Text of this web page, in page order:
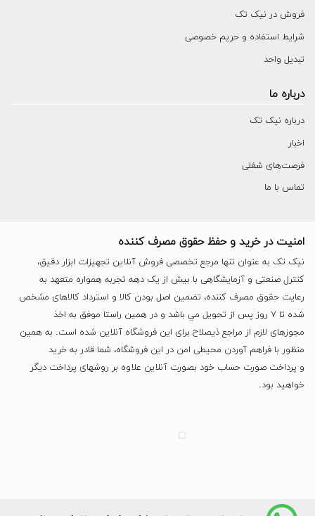
فروش در نیک تک
شرایط استفاده و حریم خصوصی
تبدیل واحد
درباره ما
درباره نیک تک
اخبار
فرصت‌های شغلی
تماس با ما
امنیت در خرید و حفظ حقوق مصرف کننده
نیک تک به عنوان تنها مرجع تخصصی فروش آنلاین تجهیزات ابزار دقیق،
کنترل صنعتی و آزمایشگاهی با بیش از یک دهه تجربه همواره متعهد به
رعایت حقوق مصرف کننده، تضمین اصل بودن کالا و استرداد کالاهای مشخص
شده تا ٧ روز پس از تحویل مي باشد و در همين راستا موفق به اخذ
مجوزهای لازم از مراجع ذیصلاح برای این فروشگاه آنلاین شده است. به همين
منظور با فراهم آوردن محیطی امن در این فروشگاه، شما قادر به خرید
و پرداخت صورت حساب خود بصورت آنلاین علاوه بر روشهای پرداخت دیگر
خواهید بود.